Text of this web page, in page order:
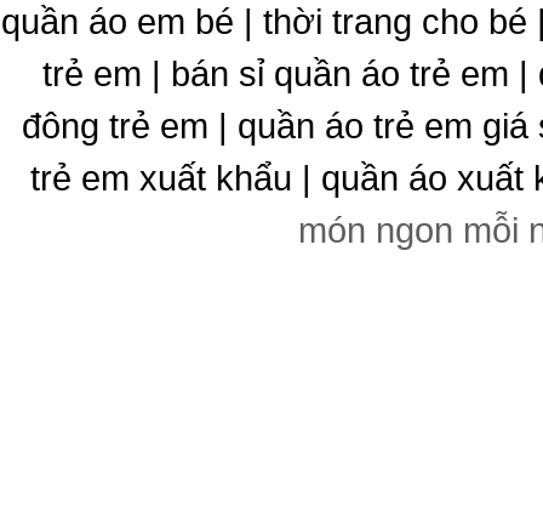
quần áo em bé | thời trang cho
trẻ em | bán sỉ quần áo trẻ em
đông trẻ em | quần áo trẻ em
trẻ em xuất khẩu | quần áo xuất
món ngon mỗi